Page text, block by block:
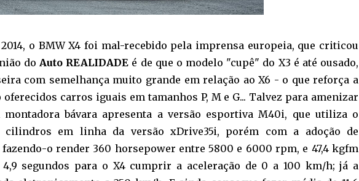
o BMW X4 foi mal-recebido pela imprensa europeia, que criticou
do Auto REALIDADE é de que o modelo "cupê" do X3 é até ousado,
com semelhança muito grande em relação ao X6 - o que reforça a
carros iguais em tamanhos P, M e G... Talvez para amenizar
montadora bávara apresenta a versão esportiva M40i, que utiliza o
em linha da versão xDrive35i, porém com a adoção de
o render 360 horsepower entre 5800 e 6000 rpm, e 47,4 kgfm
segundos para o X4 cumprir a aceleração de 0 a 100 km/h; já a